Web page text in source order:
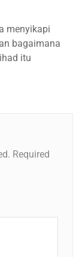
menyikapi
bagaimana
itu
Required